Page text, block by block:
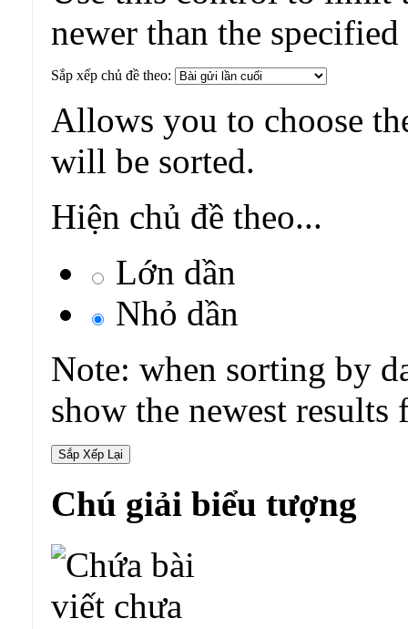
newer than the
Sắp xếp chủ đề theo:
Allows you to choose
will be sorted.
Hiện chủ đề theo...
Lớn dần
Nhỏ dần
Note: when sorting by
show the newest results
Chú giải biểu tượng